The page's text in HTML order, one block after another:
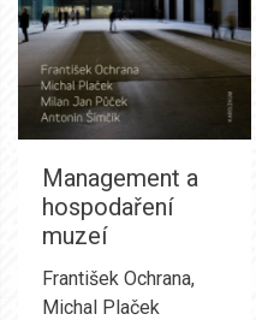
Management a
hospodaření
muzeí
František Ochrana,
Michal Plaček